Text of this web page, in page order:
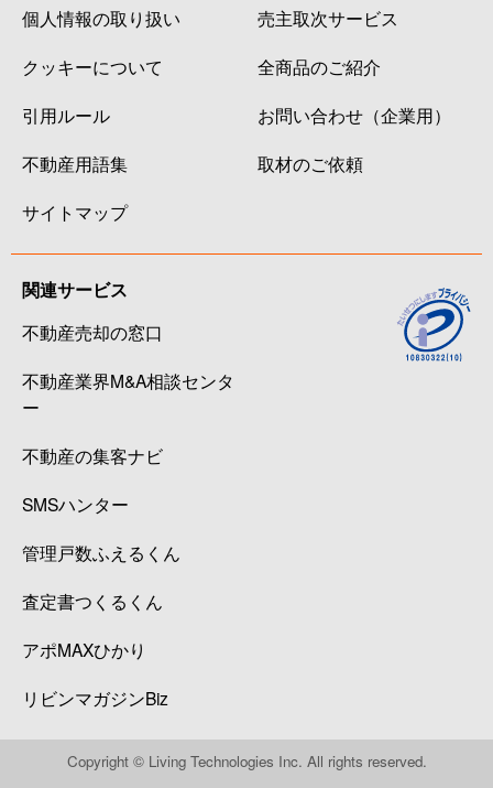
個人情報の取り扱い
クッキーについて
引用ルール
不動産用語集
サイトマップ
売主取次サービス
全商品のご紹介
お問い合わせ（企業用）
取材のご依頼
関連サービス
不動産売却の窓口
不動産業界M&A相談センタ
ー
不動産の集客ナビ
SMSハンター
管理戸数ふえるくん
査定書つくるくん
アポMAXひかり
リビンマガジンBiz
Copyright © Living Technologies Inc. All rights reserved.